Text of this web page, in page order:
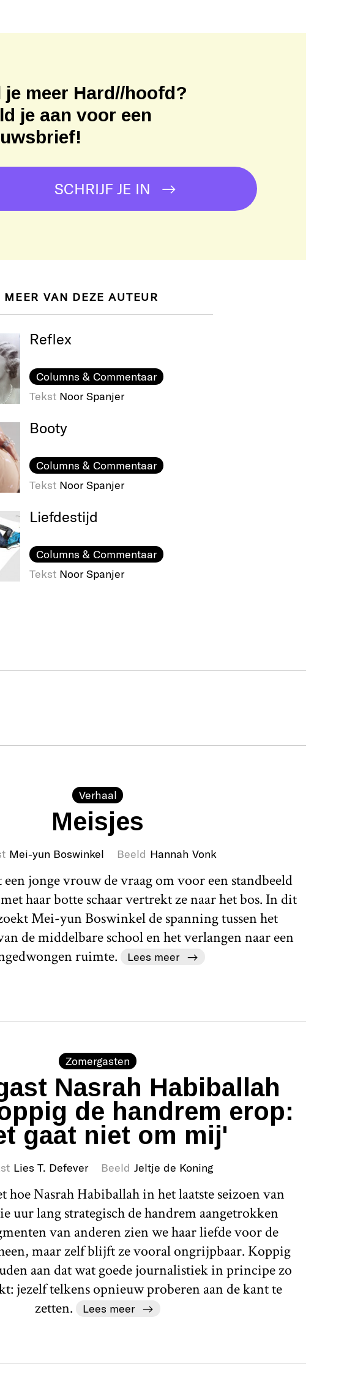
je meer Hard//hoofd?
je aan voor een
SCHRIJF JE IN
MEER VAN DEZE AUTEUR
Reflex
Columns & Commentaar
Tekst Noor Spanjer
Booty
Columns & Commentaar
Tekst Noor Spanjer
Liefdestijd
Columns & Commentaar
Tekst Noor Spanjer
Verhaal
Meisjes
Mei-yun Boswinkel Beeld Hannah Vonk
jonge vrouw de vraag om voor een standbeeld
haar botte schaar vertrekt ze naar het bos. In dit
Mei-yun Boswinkel de spanning tussen het
de middelbare school en het verlangen naar een
ruimte.
Lees meer
Zomergasten
Nasrah Habiballah
de handrem erop:
gaat niet om mij'
Lies T. Defever Beeld Jeltje de Koning
hoe Nasrah Habiballah in het laatste seizoen van
uur lang strategisch de handrem aangetrokken
van anderen zien we haar liefde voor de
maar zelf blijft ze vooral ongrijpbaar. Koppig
aan dat wat goede journalistiek in principe zo
jezelf telkens opnieuw proberen aan de kant te
zetten.
Lees meer